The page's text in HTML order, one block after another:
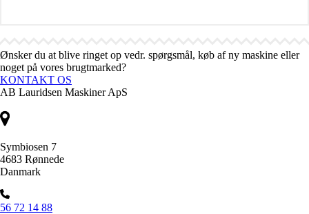
Ønsker du at blive ringet op vedr. spørgsmål, køb af ny maskine eller
noget på vores brugtmarked?
KONTAKT OS
AB Lauridsen Maskiner ApS
Symbiosen 7
4683 Rønnede
Danmark
56 72 14 88